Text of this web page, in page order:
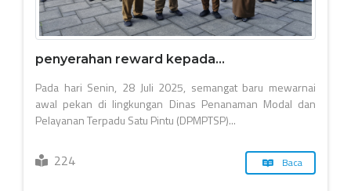
penyerahan reward kepada...
Pada hari Senin, 28 Juli 2025, semangat baru mewarnai
awal pekan di lingkungan Dinas Penanaman Modal dan
Pelayanan Terpadu Satu Pintu (DPMPTSP)...
224 Baca